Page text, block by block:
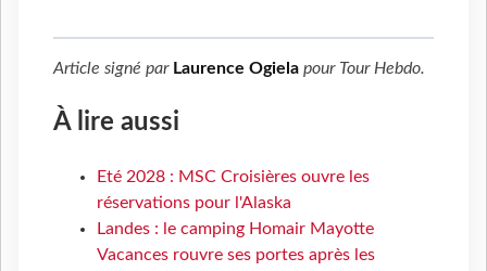
Article signé par Laurence Ogiela pour Tour Hebdo.
À lire aussi
Eté 2028 : MSC Croisières ouvre les
réservations pour l'Alaska
Landes : le camping Homair Mayotte
Vacances rouvre ses portes après les